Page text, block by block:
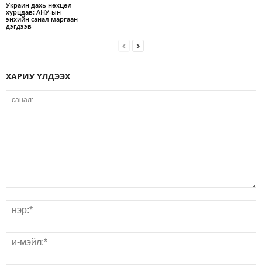
Украин дахь нөхцөл
хурцдав: АНУ-ын
энхийн санал маргаан
дэгдээв
ХАРИУ ҮЛДЭЭХ